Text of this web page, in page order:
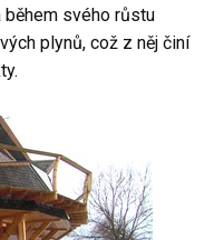
svého růstu
plynů, což z něj činí